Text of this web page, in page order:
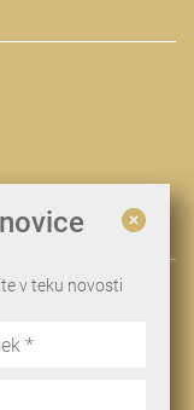
v teku novosti